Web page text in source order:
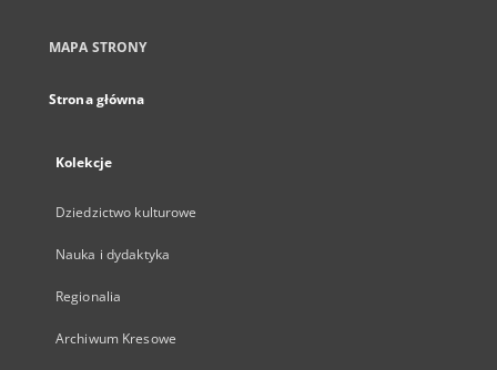
MAPA STRONY
Strona główna
Kolekcje
Dziedzictwo kulturowe
Nauka i dydaktyka
Regionalia
Archiwum Kresowe